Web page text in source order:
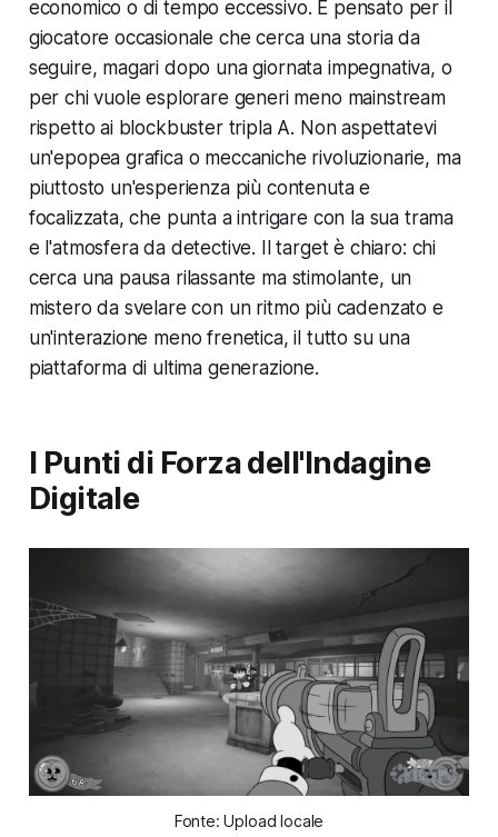
economico o di tempo eccessivo. È pensato per il
giocatore occasionale che cerca una storia da
seguire, magari dopo una giornata impegnativa, o
per chi vuole esplorare generi meno mainstream
rispetto ai blockbuster tripla A. Non aspettatevi
un'epopea grafica o meccaniche rivoluzionarie, ma
piuttosto un'esperienza più contenuta e
focalizzata, che punta a intrigare con la sua trama
e l'atmosfera da detective. Il target è chiaro: chi
cerca una pausa rilassante ma stimolante, un
mistero da svelare con un ritmo più cadenzato e
un'interazione meno frenetica, il tutto su una
piattaforma di ultima generazione.
I Punti di Forza dell'Indagine
Digitale
Fonte: Upload locale